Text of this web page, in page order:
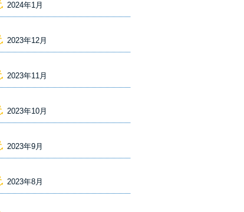
2024年1月
2023年12月
2023年11月
2023年10月
2023年9月
2023年8月